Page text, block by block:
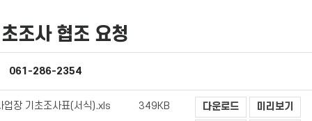
조사 협조 요청
061-286-2354
업장 기초조사표(서식).xls 349KB 다운로드
미리보기